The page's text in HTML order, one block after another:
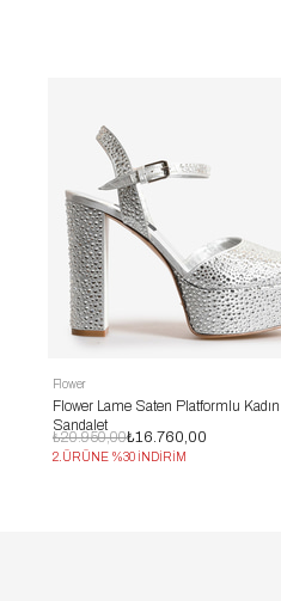
Flower
Flower Lame Saten Platformlu
Sandalet
₺16.760,00
₺20.950,00
2.ÜRÜNE %30 İNDİRİM